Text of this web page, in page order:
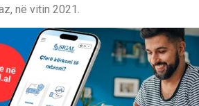
, në vitin 2021.